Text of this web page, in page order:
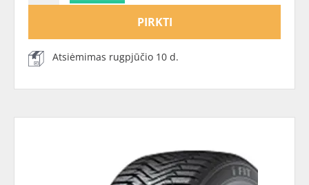
PIRKTI
Atsiėmimas rugpjūčio 10 d.